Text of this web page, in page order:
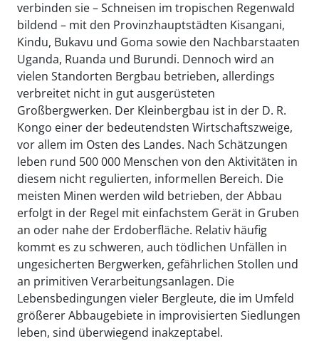
verbinden sie – Schneisen im tropischen Regenwald
bildend – mit den Provinzhauptstädten Kisangani,
Kindu, Bukavu und Goma sowie den Nachbarstaaten
Uganda, Ruanda und Burundi. Dennoch wird an
vielen Standorten Bergbau betrieben, allerdings
verbreitet nicht in gut ausgerüsteten
Großbergwerken. Der Kleinbergbau ist in der D. R.
Kongo einer der bedeutendsten Wirtschaftszweige,
vor allem im Osten des Landes. Nach Schätzungen
leben rund 500 000 Menschen von den Aktivitäten in
diesem nicht regulierten, informellen Bereich. Die
meisten Minen werden wild betrieben, der Abbau
erfolgt in der Regel mit einfachstem Gerät in Gruben
an oder nahe der Erdoberfläche. Relativ häufig
kommt es zu schweren, auch tödlichen Unfällen in
ungesicherten Bergwerken, gefährlichen Stollen und
an primitiven Verarbeitungsanlagen. Die
Lebensbedingungen vieler Bergleute, die im Umfeld
größerer Abbaugebiete in improvisierten Siedlungen
leben, sind überwiegend inakzeptabel.